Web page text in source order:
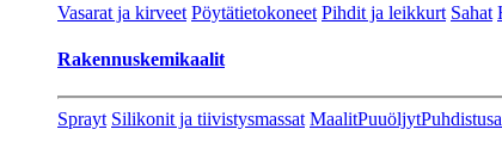
Vasarat ja kirveet Pöytätietokoneet Pihdit ja leikkurt Sahat
Rakennuskemikaalit
Sprayt Silikonit ja tiivistysmassat MaalitPuuöljyt